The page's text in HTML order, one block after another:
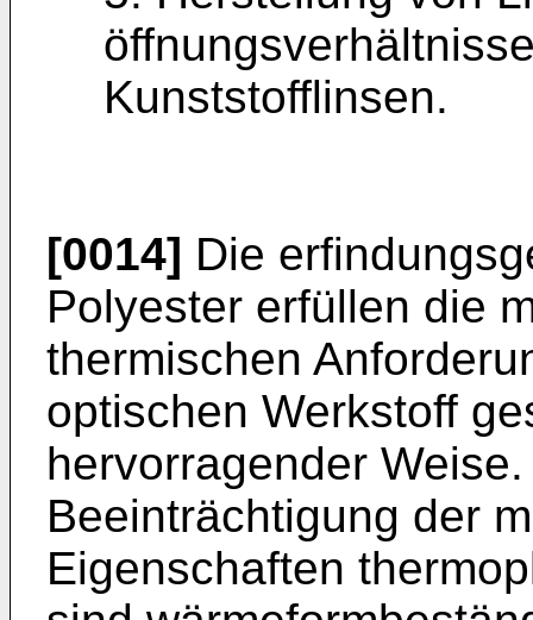
Kunststofflinsen.
[0014] Die
Polyester erfüllen die
thermischen
optischen Werkstoff
hervorragender
Beeinträchtigung der
Eigenschaften